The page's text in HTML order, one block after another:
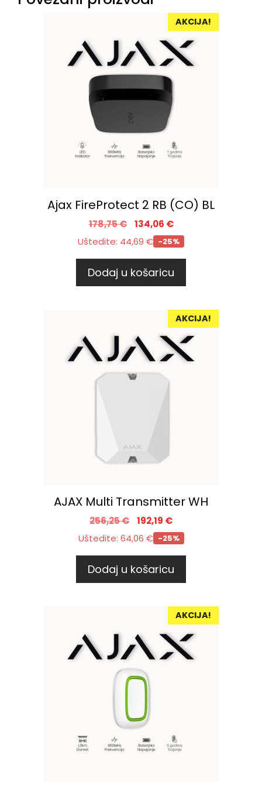
AKCIJA!
Ajax FireProtect 2 RB (CO) BL
178,75€ 134,06 €
Uštedite: 44,69 € -25%
Dodaj u košaricu
AKCIJA!
AJAX Multi Transmitter WH
256,25€ 192,19 €
Uštedite: 64,06 € -25%
Dodaj u košaricu
AKCIJA!